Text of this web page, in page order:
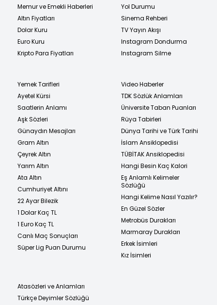
Memur ve Emekli Haberleri
Altın Fiyatları
Dolar Kuru
Euro Kuru
Kripto Para Fiyatları
Yol Durumu
Sinema Rehberi
TV Yayın Akışı
Instagram Dondurma
Instagram Silme
Yemek Tarifleri
Ayetel Kürsi
Saatlerin Anlamı
Aşk Sözleri
Günaydın Mesajları
Gram Altın
Çeyrek Altın
Yarım Altın
Ata Altın
Cumhuriyet Altını
22 Ayar Bilezik
1 Dolar Kaç TL
1 Euro Kaç TL
Canlı Maç Sonuçları
Süper Lig Puan Durumu
Video Haberler
TDK Sözlük Anlamları
Üniversite Taban Puanları
Rüya Tabirleri
Dünya Tarihi ve Türk Tarihi
İslam Ansiklopedisi
TÜBİTAK Ansiklopedisi
Hangi Besin Kaç Kalori
Eş Anlamlı Kelimeler
Sözlüğü
Hangi Kelime Nasıl Yazılır?
En Güzel Sözler
Metrobüs Durakları
Marmaray Durakları
Erkek İsimleri
Kız İsimleri
Atasözleri ve Anlamları
Türkçe Deyimler Sözlüğü